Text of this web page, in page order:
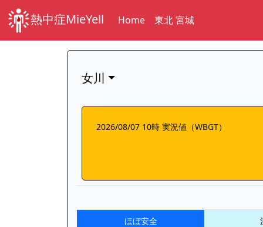
熱中症MieYell Home 東北 宮城
女川
2026/08/07 10時 実況値（WBGT）
ほぼ安全